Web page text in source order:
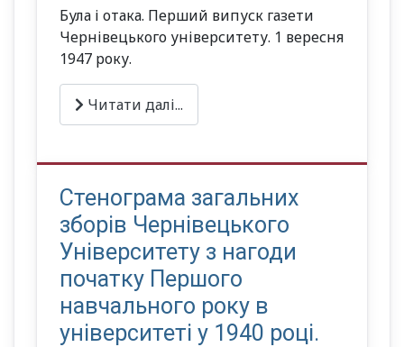
Була і отака. Перший випуск газети
Чернівецького університету. 1 вересня
1947 року.
Читати далі...
Стенограма загальних
зборів Чернівецького
Університету з нагоди
початку Першого
навчального року в
університеті у 1940 році.